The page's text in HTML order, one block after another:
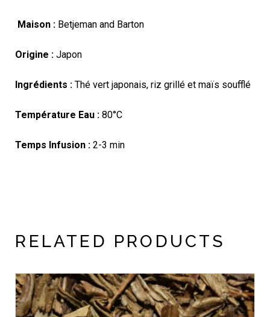
Maison : Betjeman and Barton
Origine : Japon
Ingrédients : Thé vert japonais, riz grillé et maïs soufflé
Température Eau : 80°C
Temps Infusion : 2-3 min
RELATED PRODUCTS